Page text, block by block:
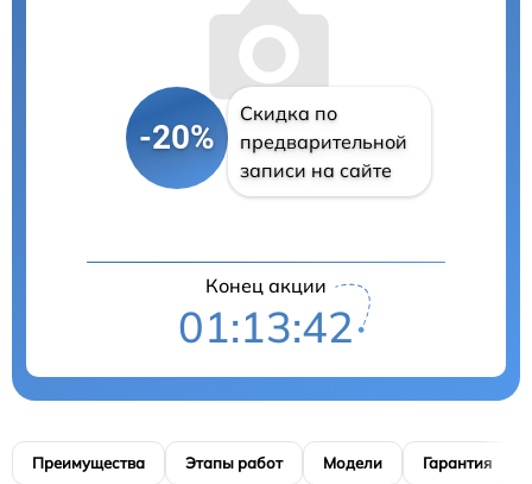
-20%
Скидка по
предварительной
записи на сайте
Конец акции
01:13:41
Преимущества Этапы работ Модели Гарантия